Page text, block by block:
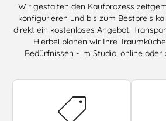
Wir gestalten den Kaufprozess
konfigurieren und bis zum Bestpreis
direkt ein kostenloses Angebot.
Hierbei planen wir Ihre
Bedürfnissen - im Studio, online oder